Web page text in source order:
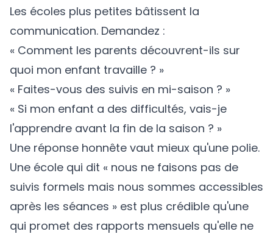
Les écoles plus petites bâtissent la
communication. Demandez :
« Comment les parents découvrent-ils sur
quoi mon enfant travaille ? »
« Faites-vous des suivis en mi-saison ? »
« Si mon enfant a des difficultés, vais-je
l'apprendre avant la fin de la saison ? »
Une réponse honnête vaut mieux qu'une polie.
Une école qui dit « nous ne faisons pas de
suivis formels mais nous sommes accessibles
après les séances » est plus crédible qu'une
qui promet des rapports mensuels qu'elle ne